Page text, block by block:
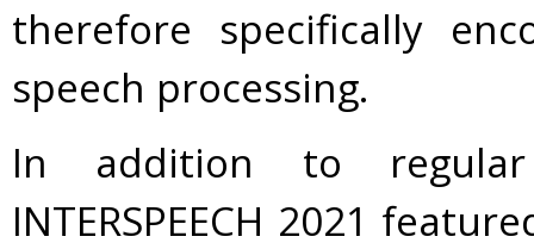
therefore specifically
speech processing.
In addition to
INTERSPEECH 2021